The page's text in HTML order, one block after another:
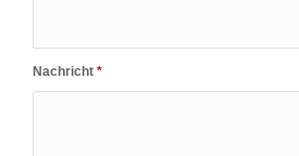
Nachricht *